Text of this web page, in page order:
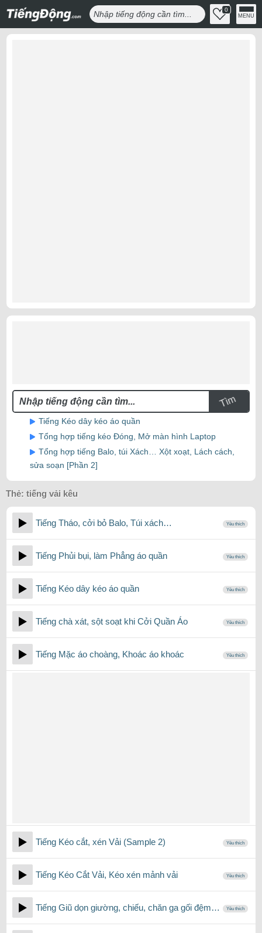
0
MENU
Tìm
Tiếng Kéo dây kéo áo quần
Tổng hợp tiếng kéo Đóng, Mở màn hình Laptop
Tổng hợp tiếng Balo, túi Xách… Xột xoạt, Lách cách,
sửa soạn [Phần 2]
Thẻ: tiếng vải kêu
Tiếng Tháo, cởi bỏ Balo, Túi xách… Yêu thích
Tiếng Phủi bụi, làm Phẳng áo quần Yêu thích
Tiếng Kéo dây kéo áo quần Yêu thích
Tiếng chà xát, sột soạt khi Cởi Quần Áo Yêu thích
Tiếng Mặc áo choàng, Khoác áo khoác Yêu thích
Tiếng Kéo cắt, xén Vải (Sample 2) Yêu thích
Tiếng Kéo Cắt Vải, Kéo xén mảnh vải Yêu thích
Tiếng Giũ dọn giường, chiếu, chăn ga gối đệm… Yêu thích